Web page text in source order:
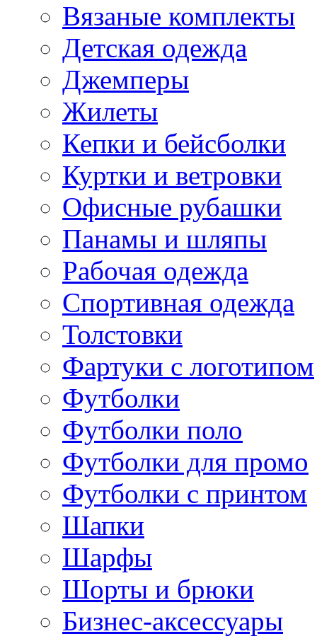
Вязаные комплекты
Детская одежда
Джемперы
Жилеты
Кепки и бейсболки
Куртки и ветровки
Офисные рубашки
Панамы и шляпы
Рабочая одежда
Спортивная одежда
Толстовки
Фартуки с логотипом
Футболки
Футболки поло
Футболки для промо
Футболки с принтом
Шапки
Шарфы
Шорты и брюки
Бизнес-аксессуары